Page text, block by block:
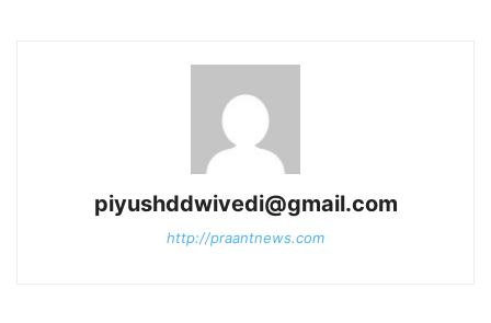
piyushddwivedi@gmail.com
http://praantnews.com